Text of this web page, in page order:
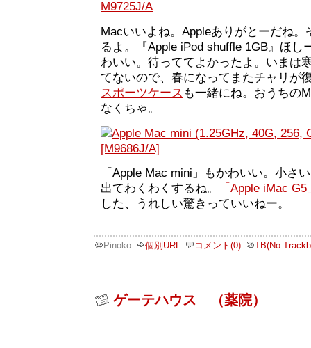
Macいいよね。Appleありがとーだね
るよ。『Apple iPod shuffle 1GB』ほし
わいい。待っててよかったよ。いまは
てないので、春になってまたチャリが
スポーツケース も一緒にね。おうちの
なくちゃ。
「Apple Mac mini」もかわいい。小さ
出てわくわくするね。
「Apple iMac G5
した、うれしい驚きっていいねー。
Pinoko 個別URL コメント(0) TB(No
ゲーテハウス （薬院）